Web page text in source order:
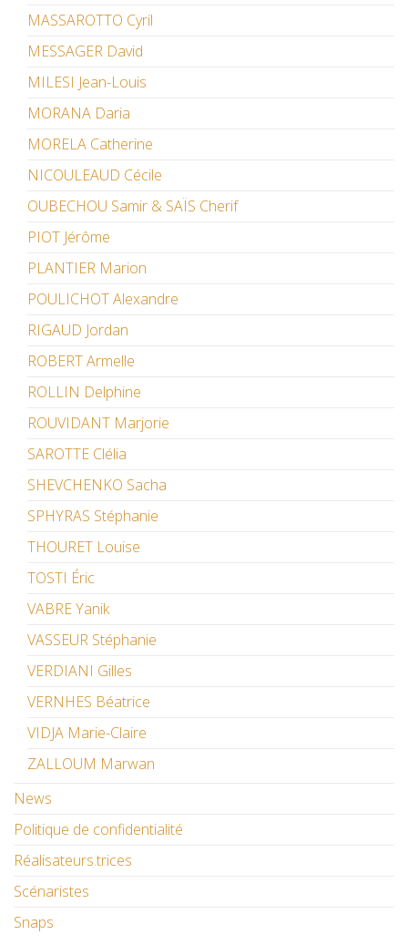
MASSAROTTO Cyril
MESSAGER David
MILESI Jean-Louis
MORANA Daria
MORELA Catherine
NICOULEAUD Cécile
OUBECHOU Samir & SAÏS Cherif
PIOT Jérôme
PLANTIER Marion
POULICHOT Alexandre
RIGAUD Jordan
ROBERT Armelle
ROLLIN Delphine
ROUVIDANT Marjorie
SAROTTE Clélia
SHEVCHENKO Sacha
SPHYRAS Stéphanie
THOURET Louise
TOSTI Éric
VABRE Yanik
VASSEUR Stéphanie
VERDIANI Gilles
VERNHES Béatrice
VIDJA Marie-Claire
ZALLOUM Marwan
News
Politique de confidentialité
Réalisateurs.trices
Scénaristes
Snaps